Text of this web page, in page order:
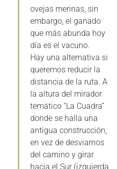
ovejas merinas, sin
embargo, el ganado
que más abunda hoy
día es el vacuno.
Hay una alternativa si
queremos reducir la
distancia de la ruta. A
la altura del mirador
temático “La Cuadra”
donde se halla una
antigua construcción,
en vez de desviarnos
del camino y girar
hacia el Sur (izquierda